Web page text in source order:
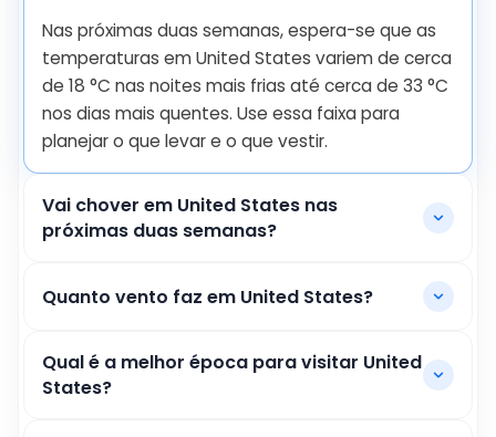
Nas próximas duas semanas, espera-se que as
temperaturas em United States variem de cerca
de 18 °C nas noites mais frias até cerca de 33 °C
nos dias mais quentes. Use essa faixa para
planejar o que levar e o que vestir.
Vai chover em United States nas
próximas duas semanas?
Quanto vento faz em United States?
Qual é a melhor época para visitar United
States?